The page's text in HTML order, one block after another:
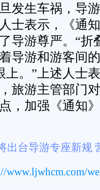
发生车祸，导
士表示，《通
导游尊严。“折
导游和游客间
上。”上述人士
旅游主管部门
，加强《通知
出台导游专座新规
www.ljwhcm.com/